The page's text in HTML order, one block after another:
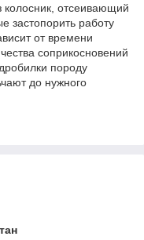
колосник, отсеивающий
застопорить работу
от времени
соприкосновений
породу
до нужного